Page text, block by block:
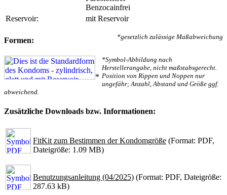
Benzocainfrei
Reservoir:
mit Reservoir
*gesetzlich zulässige Maßabweichung
Formen:
*
*Symbol-Abbildung nach
Herstellerangabe, nicht maßstabsgerecht.
Position von Rippen und Noppen nur
ungefähr; Anzahl, Abstand und Größe ggf.
abweichend.
Zusätzliche Downloads bzw. Informationen:
FitKit zum Bestimmen der Kondomgröße (Format: PDF,
Dateigröße: 1.09 MB)
Benutzungsanleitung (04/2025) (Format: PDF, Dateigröße:
287.63 kB)